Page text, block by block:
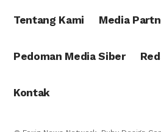
Tentang Kami Media
Pedoman Media Siber
Kontak